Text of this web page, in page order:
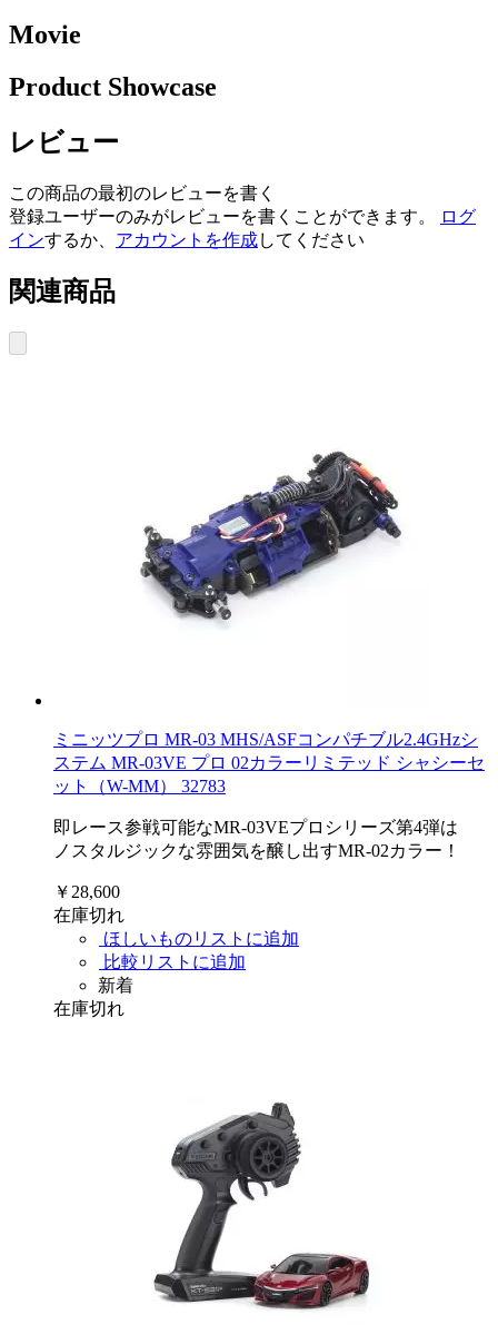
Movie
Product Showcase
レビュー
この商品の最初のレビューを書く
登録ユーザーのみがレビューを書くことができます。
ログ
インするか、 アカウントを作成してください
関連商品
ミニッツプロ MR-03 MHS/ASFコンパチブル2.4GHzシ
ステム MR-03VE プロ 02カラーリミテッド シャシーセ
ット（W-MM） 32783
即レース参戦可能なMR-03VEプロシリーズ第4弾は
ノスタルジックな雰囲気を醸し出すMR-02カラー！
￥28,600
在庫切れ
ほしいものリストに追加
比較リストに追加
新着
在庫切れ